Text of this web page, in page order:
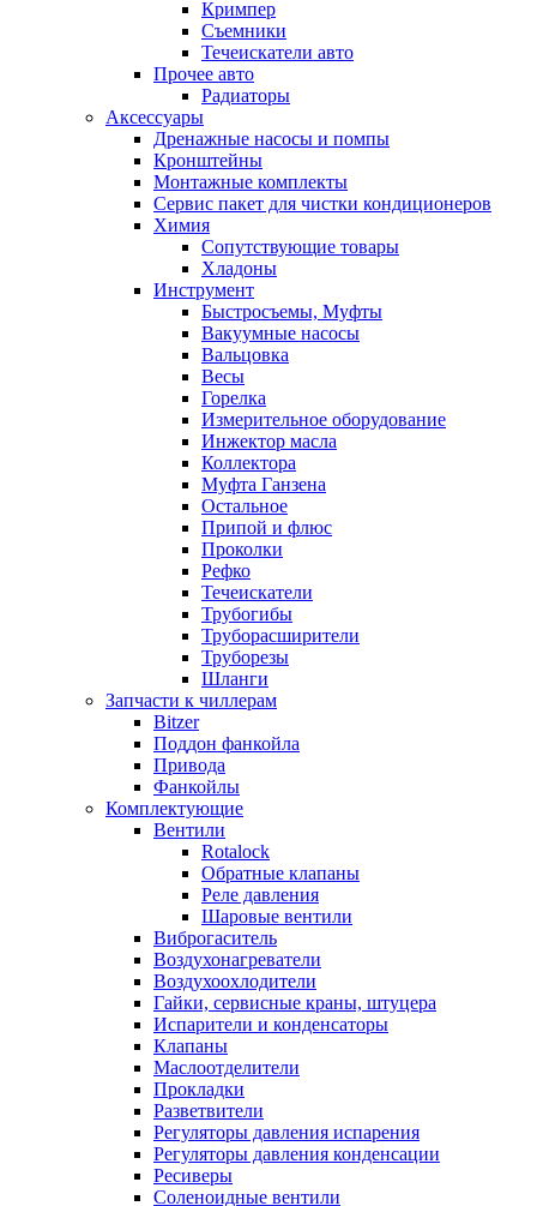
Кримпер
Съемники
Течеискатели авто
Прочее авто
Радиаторы
Аксессуары
Дренажные насосы и помпы
Кронштейны
Монтажные комплекты
Сервис пакет для чистки кондиционеров
Химия
Сопутствующие товары
Хладоны
Инструмент
Быстросъемы, Муфты
Вакуумные насосы
Вальцовка
Весы
Горелка
Измерительное оборудование
Инжектор масла
Коллектора
Муфта Ганзена
Остальное
Припой и флюс
Проколки
Рефко
Течеискатели
Трубогибы
Труборасширители
Труборезы
Шланги
Запчасти к чиллерам
Bitzer
Поддон фанкойла
Привода
Фанкойлы
Комплектующие
Вентили
Rotalock
Обратные клапаны
Реле давления
Шаровые вентили
Виброгаситель
Воздухонагреватели
Воздухоохлодители
Гайки, сервисные краны, штуцера
Испарители и конденсаторы
Клапаны
Маслоотделители
Прокладки
Разветвители
Регуляторы давления испарения
Регуляторы давления конденсации
Ресиверы
Соленоидные вентили